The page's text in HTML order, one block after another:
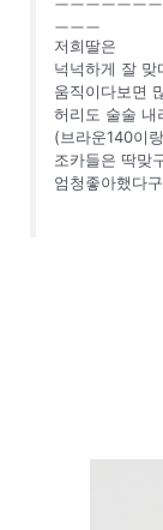
ㅡㅡㅡ
저희딸은
넉넉하게 잘 맞
움직이다보면
허리도 술술 내
(브라운140이
조카들은 딱맞
엄청좋아했다